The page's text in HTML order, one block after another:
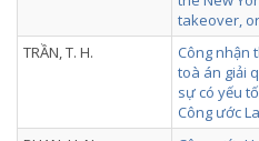
takeover,
TRẦN, T. H.
Công nhận
toà án giải
sự có yếu
Công ước